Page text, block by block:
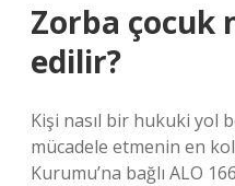
Zorba çocuk
edilir?
Kişi nasıl bir hukuki yol
mücadele etmenin en
Kurumu’na bağlı ALO